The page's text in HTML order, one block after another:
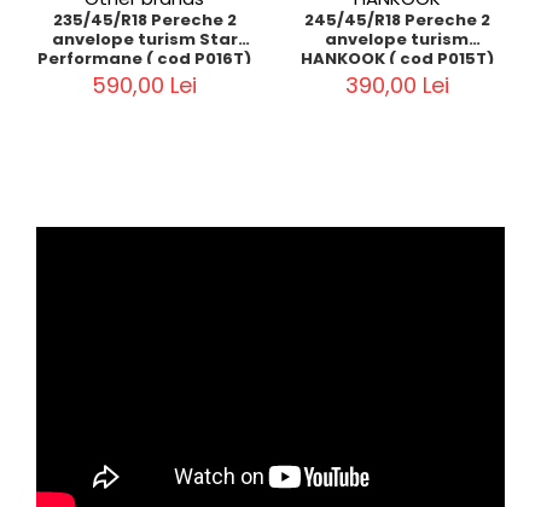
235/45/R18 Pereche 2
anvelope turism Star
Performane ( cod P016T)
590,00 Lei
245/45/R18 Pereche 2
anvelope turism
HANKOOK ( cod P015T)
390,00 Lei